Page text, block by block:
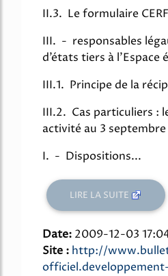
II.3. Le formulaire
III. - responsables
d’états tiers à
III.1. Principe de la
III.2. Cas particuliers :
activité au 3 septembre
I. - Dispositions...
LIRE LA SUITE
Date: 2009-12-03
Site : http://